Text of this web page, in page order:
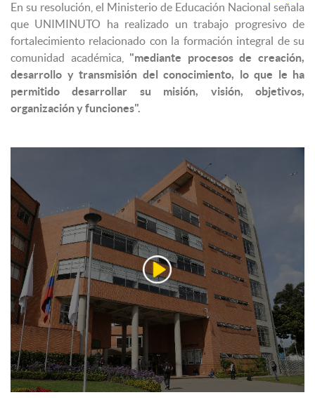
En su resolución, el Ministerio de Educación Nacional señala
que UNIMINUTO ha realizado un trabajo progresivo de
fortalecimiento relacionado con la formación integral de su
comunidad académica, "mediante procesos de creación,
desarrollo y transmisión del conocimiento, lo que le ha
permitido desarrollar su misión, visión, objetivos,
organización y funciones".